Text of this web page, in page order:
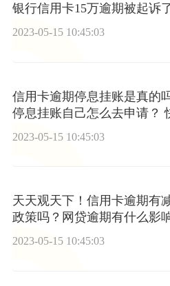
银行信用卡15万逾期被起诉
么办? 环球关注
2023-05-15 10:45:03
信用卡逾期停息挂账是真的
停息挂账自己怎么去申请？
2023-05-15 10:45:03
天天观天下！信用卡逾期有
政策吗？网贷逾期有什么影
2023-05-15 10:45:03